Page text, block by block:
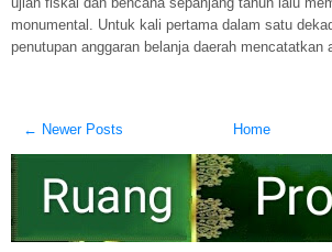
monumental. Untuk kali pertama dalam satu
penutupan anggaran belanja daerah mencatatkan
← Newer Posts Home